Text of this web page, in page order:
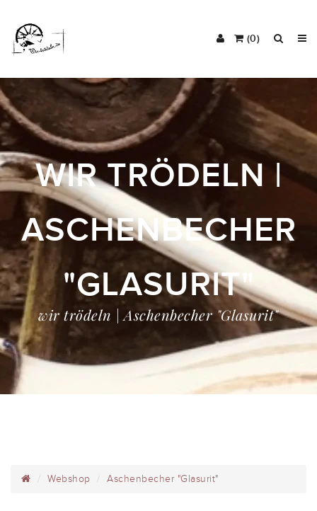
(0)
WIR TRÖDELN |
ASCHENBECHER
"GLASURIT"
wir trödeln | Aschenbecher "Glasurit"
Webshop Aschenbecher "Glasurit"